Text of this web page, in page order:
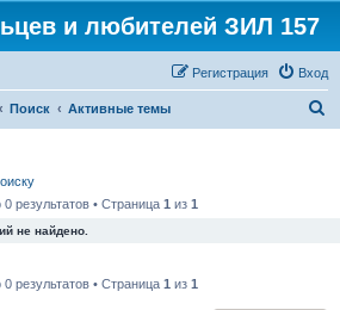
и любителей ЗИЛ 157
Вход
Регистрация
Поиск Активные темы
результатов • Страница 1 из 1
не найдено.
результатов • Страница 1 из 1